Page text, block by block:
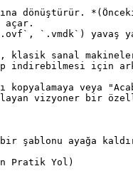
dönüştürür.
açar.
`.vmdk`) yavaş
sanal
indirebilmesi için
veya
vizyoner bir
şablonu ayağa
Pratik Yol)